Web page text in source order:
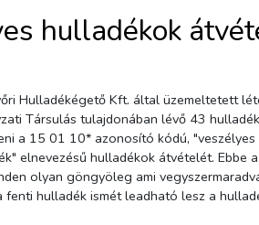
hulladékok
Hulladékégető Kft. által üzemeltetett
Társulás tulajdonában lévő 43
a 15 01 10* azonosító kódú,
elnevezésű hulladékok átvételét. Ebbe
olyan göngyöleg ami
hulladék ismét leadható lesz a